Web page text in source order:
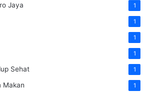
Jaya 1
1
1
1
Sehat 1
Makan 1